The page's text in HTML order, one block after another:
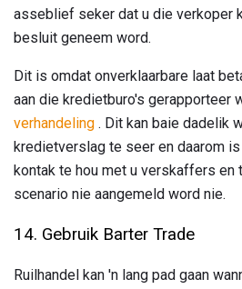
asseblief seker dat u die verkoper
besluit geneem word.
Dit is omdat onverklaarbare laat
aan die kredietburo's gerapporteer
verhandeling . Dit kan baie dadelik
kredietverslag te seer en daarom
kontak te hou met u verskaffers en
scenario nie aangemeld word nie.
14. Gebruik Barter Trade
Ruilhandel kan 'n lang pad gaan